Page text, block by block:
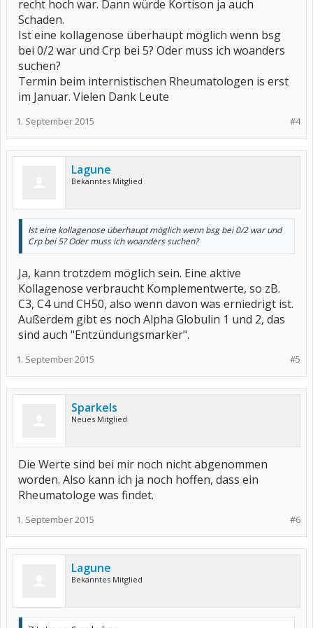
recht hoch war. Dann würde Kortison ja auch
Schaden.
Ist eine kollagenose überhaupt möglich wenn bsg
bei 0/2 war und Crp bei 5? Oder muss ich woanders
suchen?
Termin beim internistischen Rheumatologen is erst
im Januar. Vielen Dank Leute
#4
1. September 2015
Lagune
Bekanntes Mitglied
Ist eine kollagenose überhaupt möglich wenn bsg bei 0/2 war und
Crp bei 5? Oder muss ich woanders suchen?
Ja, kann trotzdem möglich sein. Eine aktive
Kollagenose verbraucht Komplementwerte, so zB.
C3, C4 und CH50, also wenn davon was erniedrigt ist.
Außerdem gibt es noch Alpha Globulin 1 und 2, das
sind auch "Entzündungsmarker".
#5
1. September 2015
Sparkels
Neues Mitglied
Die Werte sind bei mir noch nicht abgenommen
worden. Also kann ich ja noch hoffen, dass ein
Rheumatologe was findet.
#6
1. September 2015
Lagune
Bekanntes Mitglied